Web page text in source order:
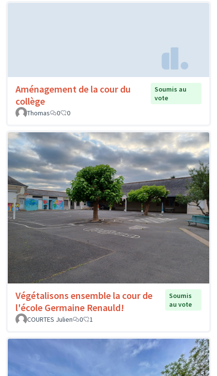
Aménagement de la cour du
collège
Soumis au
vote
Thomas
0 0
Végétalisons ensemble la cour de
l'école Germaine Renauld!
Soumis
au vote
COURTES Julien
0 1